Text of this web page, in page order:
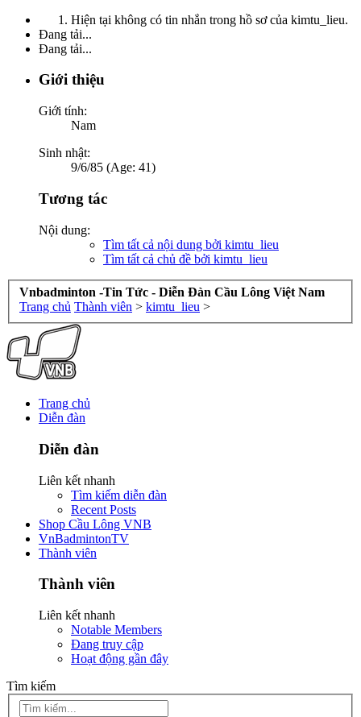
Hiện tại không có tin nhắn trong hồ sơ của kimtu_lieu.
Đang tải...
Đang tải...
Giới thiệu
Giới tính:
Nam
Sinh nhật:
9/6/85 (Age: 41)
Tương tác
Nội dung:
Tìm tất cả nội dung bởi kimtu_lieu
Tìm tất cả chủ đề bởi kimtu_lieu
Vnbadminton -Tin Tức - Diễn Đàn Cầu Lông Việt Nam
Trang chủ Thành viên > kimtu_lieu >
Trang chủ
Diễn đàn
Diễn đàn
Liên kết nhanh
Tìm kiếm diễn đàn
Recent Posts
Shop Cầu Lông VNB
VnBadmintonTV
Thành viên
Thành viên
Liên kết nhanh
Notable Members
Đang truy cập
Hoạt động gần đây
Tìm kiếm